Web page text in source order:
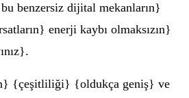
benzersiz dijital mekanların}
enerji kaybı olmaksızın}
{çeşitliliği} {oldukça geniş} ve